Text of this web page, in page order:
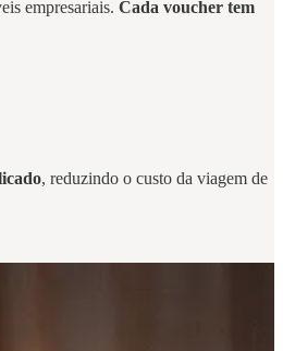
empresariais. Cada voucher tem
, reduzindo o custo da viagem de